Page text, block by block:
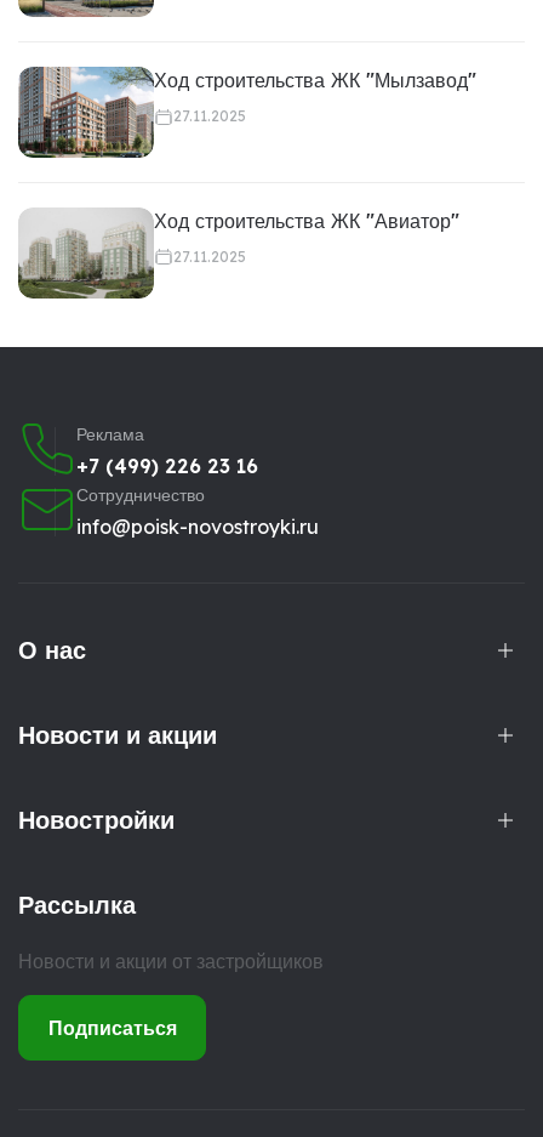
Ход строительства ЖК "Мылзавод"
27.11.2025
Ход строительства ЖК "Авиатор"
27.11.2025
Реклама
+7 (499) 226 23 16
Сотрудничество
info@poisk-novostroyki.ru
О нас
Новости и акции
Новостройки
Рассылка
Новости и акции от застройщиков
Подписаться